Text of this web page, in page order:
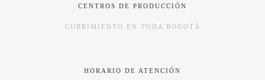
CENTROS DE PRODUCCIÓN
CUBRIMIENTO EN TODA BOGOTÁ
HORARIO DE ATENCIÓN